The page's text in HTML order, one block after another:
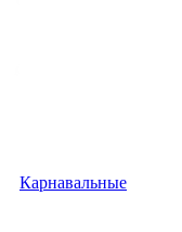
Карнавальные